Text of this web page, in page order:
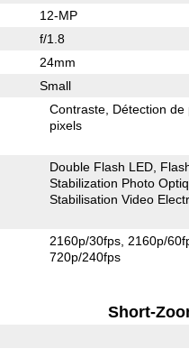
12-MP
f/1.8
24mm
Small
Contraste Détection de
pixels
Double Flash LED
Stabilization Photo
Stabilisation Video
2160p/30fps 2160p/
720p/240fps
Short-